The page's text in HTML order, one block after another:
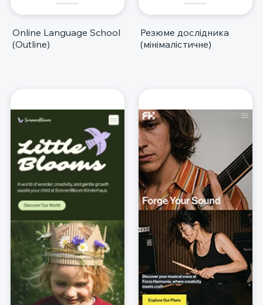
Online Language School
(Outline)
Резюме дослідника
(мінімалістичне)